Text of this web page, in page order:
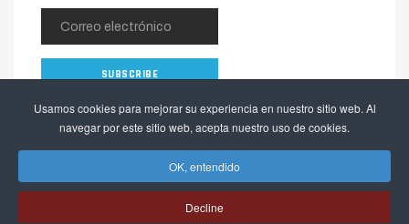
Usamos cookies para mejorar su experiencia en nuestro sitio web. Al
navegar por este sitio web, acepta nuestro uso de cookies.
OK, entendido
Decline